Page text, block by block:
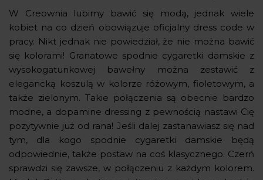
W Creownia lubimy bawić się modą, jednak wiele
kobiet na co dzień obowiązuje oficjalny dress code w
pracy. Nikt jednak nie powiedział, że nie można bawić
się kolorami! Granatowe spodnie cygaretki damskie z
wysokogatunkowej bawełny można zestawić z
elegancką koszulą w kolorze różowym, fioletowym, a
także zielonym. Takie połączenia są obecnie bardzo
modne, a dopamine dressing z pewnością nastawi Cię
pozytywnie już od rana! Jeśli dalej zastanawiasz się nad
tym, dla kogo spodnie cygaretki damskie będą
odpowiednie, także postaw na coś klasycznego. Czerń
sprawdzi się zawsze, w połączeniu z każdym kolorem.